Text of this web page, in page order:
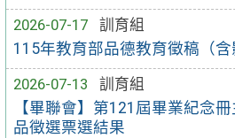
2026-07-17
訓育組
115年教育部品德教育徵稿（
2026-07-13
訓育組
【畢聯會】第121屆畢業紀念
品徵選票選結果